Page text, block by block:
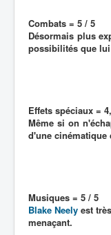
Combats = 5 / 5
Désormais plus
possibilités que
Effets spéciaux =
Même si on
d'une cinématique
Musiques = 5 / 5
Blake Neely est
menaçant.